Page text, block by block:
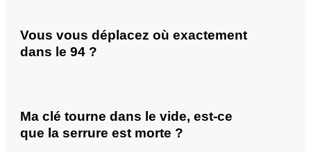
Vous vous déplacez où exactement
dans le 94 ?
Ma clé tourne dans le vide, est-ce
que la serrure est morte ?